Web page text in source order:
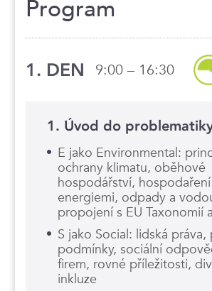
Program
1. DEN 9:00 – 16:30
1. Úvod do
E jako Environmental:
ochrany klimatu, oběhové
hospodářství,
energiemi, odpady a
propojení s EU Taxonomií
S jako Social: lidská
podmínky, sociální
firem, rovné příležitosti,
inkluze